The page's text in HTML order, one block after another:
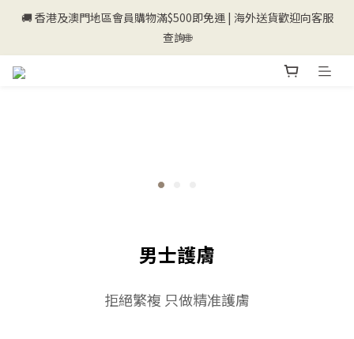
💰新登記會員即送50購物金💰
🚚 香港及澳門地區會員購物滿$500即免運 | 海外送貨歡迎向客服
查詢🌐
男士護膚
拒絕繁複 只做精准護膚